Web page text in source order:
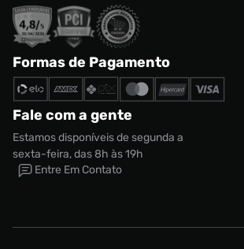
Formas de Pagamento
Fale com a gente
Estamos disponíveis de segunda a
sexta-feira, das 8h às 19h
Entre Em Contato